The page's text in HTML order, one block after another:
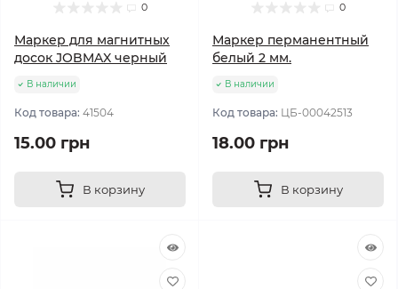
0
Маркер для магнитных
досок JOBMAX черный
В наличии
Код товара: 41504
15.00 грн
В корзину
0
Маркер перманентный
белый 2 мм.
В наличии
Код товара: ЦБ-00042513
18.00 грн
В корзину